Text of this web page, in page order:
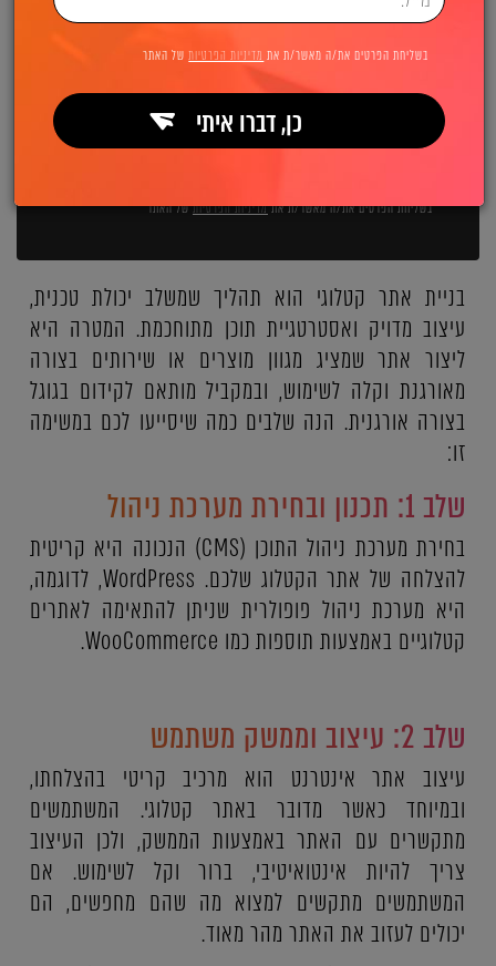
בשליחת הפרטים את/ה מאשר/ת אתמדיניות הפרטיותשל האתר
בניית אתר קטלוגי הוא תהליך שמשלב יכולת טכנית,
עיצוב מדויק ואסטרטגיית תוכן מתוחכמת. המטרה היא
ליצור אתר שמציג מגוון מוצרים או שירותים בצורה
מאורגנת וקלה לשימוש, ובמקביל מותאם לקידום בגוגל
בצורה אורגנית. הנה שלבים כמה שיסייעו לכם במשימה
זו:
שלב 1: תכנון ובחירת מערכת ניהול
בחירת מערכת ניהול התוכן (CMS) הנכונה היא קריטית
להצלחה של אתר הקטלוג שלכם. WordPress, לדוגמה,
היא מערכת ניהול פופולרית שניתן להתאימה לאתרים
קטלוגיים באמצעות תוספות כמו WooCommerce.
שלב 2: עיצוב וממשק משתמש
עיצוב אתר אינטרנט הוא מרכיב קריטי בהצלחתו,
ובמיוחד כאשר מדובר באתר קטלוגי. המשתמשים
מתקשרים עם האתר באמצעות הממשק, ולכן העיצוב
צריך להיות אינטואיטיבי, ברור וקל לשימוש. אם
המשתמשים מתקשים למצוא מה שהם מחפשים, הם
יכולים לעזוב את האתר מהר מאוד.
בשליחת הפרטים את/ה מאשר/ת את מדיניות הפרטיותשל האתר
כן, דברו איתי